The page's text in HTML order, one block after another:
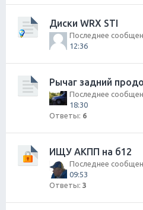
Диски WRX STI
Последнее
12:36
Рычаг задний
Последнее
18:30
Ответы: 6
ИЩУ АКПП на б12
Последнее
09:53
Ответы: 3